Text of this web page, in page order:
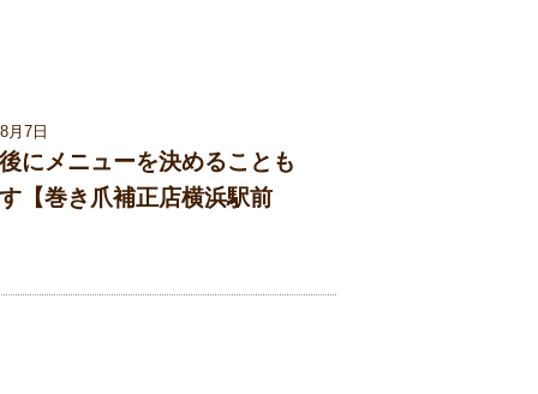
月7日
にメニューを決めることも
【巻き爪補正店横浜駅前